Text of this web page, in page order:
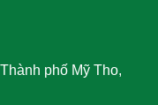
phố Mỹ Tho,